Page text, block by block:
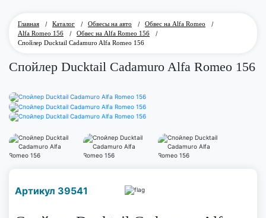
Главная / Каталог / Обвесы на авто / Обвес на Alfa Romeo
/
Alfa Romeo 156
/ Обвес на Alfa Romeo 156
/
Спойлер Ducktail Cadamuro Alfa Romeo 156
Спойлер Ducktail Cadamuro Alfa Romeo 156
Артикул 39541